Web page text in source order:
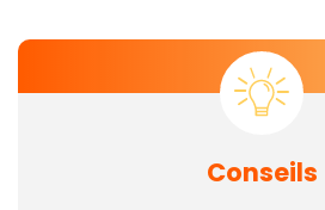
Conseils